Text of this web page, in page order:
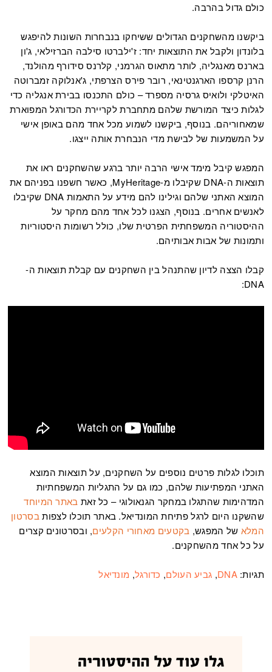
כולם גדול בהרבה.
ביקשנו מהשחקנים הגדולים ששיחקו בנבחרות השונות להיפגש
בלונדון ולקבל את התוצאות יחד: ז'ילברטו סילבה הברזילאי, ג'ון
בארנס מאנגליה, לותר מתאוס הגרמני, קלרנס סידורף מהולנד,
הרנן קרספו הארגנטינאי, רובר פירס הצרפתי, ג'אנלוקה זמברוטה
האיטלקי ולואיס גרסיה מספרד – כולם התכנסו בבירת אנגליה כדי
לגלות כיצד המורשת שלהם מתחברת לקריירת הכדורגל המפוארת
שמאחוריהם. בנוסף, ביקשנו לשמוע מכל אחד מהם באופן אישי
על המשמעות של לבישת מדי הנבחרת אותה ייצגו.
המפגש קיבל מימד אישי הרבה יותר ברגע שהשחקנים ראו את
תוצאות ה-DNA שקיבלו מ-MyHeritage, כאשר חשפנו בפניהם את
המוצא האתני שלהם וגילינו להם מידע על התאמות DNA שקיבלו
לאנשים אחרים. בנוסף, הצגנו לכל אחד מהם מחקר על
ההיסטוריה המשפחתית הפרטית שלו, כולל רשומות היסטוריות
ותמונות של אבות אבותיהם.
קבלו הצצה לדיון שהתנהל בין השחקנים עם קבלת תוצאות ה-
DNA:
תוכלו לגלות פרטים נוספים על השחקנים, על תוצאות המוצא
האתני המפתיעות שלהם, כמו גם על התגליות המשפחתיות
המדהימות שהתגלו במחקר הגנאולוגי – כל זאת באתר המיוחד
שהשקנו היום לרגל פתיחת המונדיאל. באתר תוכלו לצפות בסרטון
המלא של המפגש, בקטעים מאחורי הקלעים, ובסרטונים קצרים
על כל אחד מהשחקנים.
תגיות:DNA
, גביע העולם, כדורגל, מונדיאל